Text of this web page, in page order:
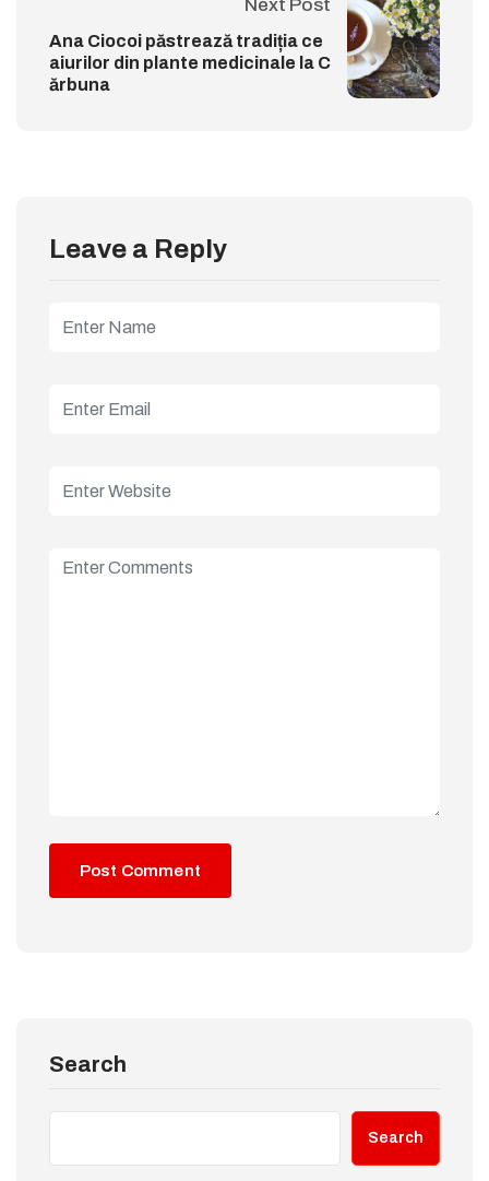
Next Post
Ana Ciocoi păstrează tradiția ce
aiurilor din plante medicinale la C
ărbuna
Leave a Reply
Search
Search